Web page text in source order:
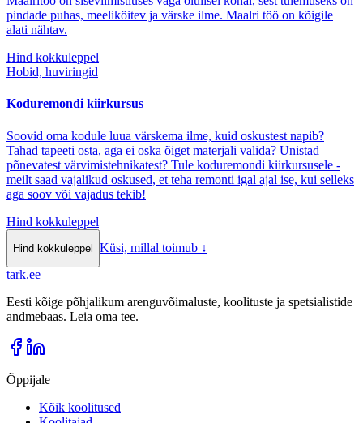
pindade puhas, meeliköitev ja värske ilme. Maalri töö on kõigile
alati nähtav.
Hind kokkuleppel
Hobid, huviringid
Koduremondi kiirkursus
Soovid oma kodule luua värskema ilme, kuid oskustest napib?
Tahad tapeeti osta, aga ei oska õiget materjali valida? Unistad
põnevatest värvimistehnikatest? Tule koduremondi kiirkursusele -
meilt saad vajalikud oskused, et teha remonti igal ajal ise, kui selleks
aga soov või vajadus tekib!
Hind kokkuleppel
Hind kokkuleppel Küsi, millal toimub ↓
tark.ee
Eesti kõige põhjalikum arenguvõimaluste, koolituste ja spetsialistide
andmebaas. Leia oma tee.
Õppijale
Kõik koolitused